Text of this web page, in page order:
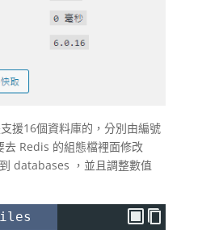
援16個資料庫的，分別由編號
Redis 的組態檔裡面修改
databases ，並且調整數值